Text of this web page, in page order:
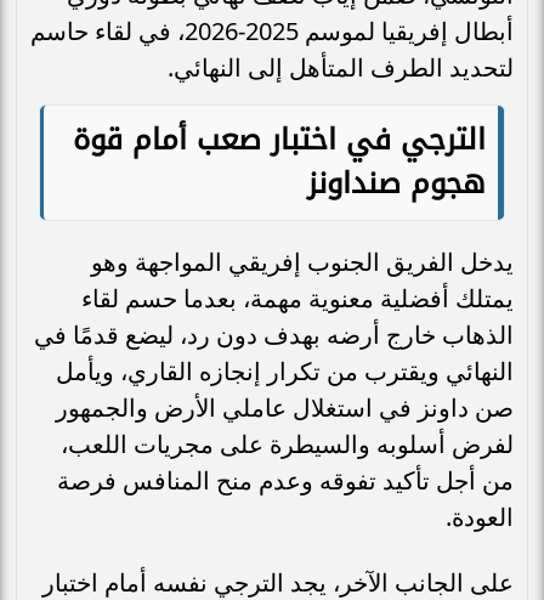
أبطال إفريقيا لموسم 2025-2026، في لقاء حاسم
لتحديد الطرف المتأهل إلى النهائي.
الترجي في اختبار صعب أمام قوة
هجوم صنداونز
يدخل الفريق الجنوب إفريقي المواجهة وهو
يمتلك أفضلية معنوية مهمة، بعدما حسم لقاء
الذهاب خارج أرضه بهدف دون رد، ليضع قدمًا في
النهائي ويقترب من تكرار إنجازه القاري، ويأمل
صن داونز في استغلال عاملي الأرض والجمهور
لفرض أسلوبه والسيطرة على مجريات اللعب،
من أجل تأكيد تفوقه وعدم منح المنافس فرصة
العودة.
على الجانب الآخر، يجد الترجي نفسه أمام اختبار